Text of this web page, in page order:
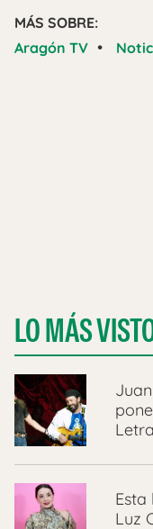
MÁS SOBRE:
Aragón TV •
LO MÁS
Luz